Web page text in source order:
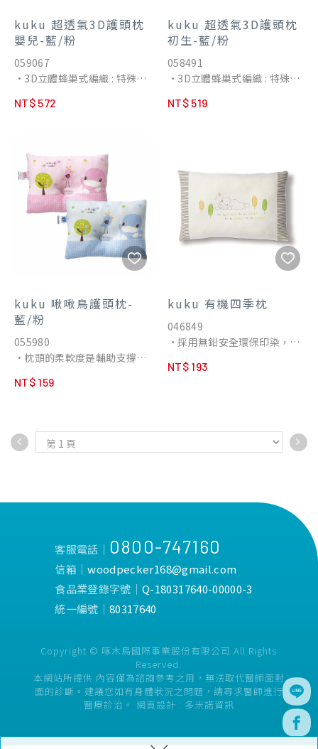
印刷，不含甲醛、螢光劑，不
必擔心寶寶沾染有害物質。
印刷，不含甲醛、螢光劑，不
必擔心寶寶沾染有害物質。
•符合頭型枕心凹槽設計穩定
頭型，可服貼順著寶寶頭頸支
撐，讓寶寶輕鬆睡出完美的頭
型。
kuku 超透氣3D護頭枕
嬰兒-藍/粉
059067
•3D立體蜂巢式編織 : 特殊立
氣充分流通迅速讓暖氣及悶熱
合人體工學的凹槽設計能有效
支撐保護寶寶的頭型，減少扁
頭型出現率
•可水洗，速乾舒適保潔 : 3D
枕心能直接水洗晾乾常保乾淨
清潔，可有效預防過敏及皮膚
•防霉抗菌枕套網點 : 高級網
以及透氣的享受，結合AMPG-
PLUS的防霉抗菌技術，舒適
又健康
NT$ 572
kuku 超透氣3D護頭枕
初生-藍/粉
058491
•3D立體蜂巢式編織 : 特殊立
氣充分流通迅速讓暖氣及悶熱
支撐保護寶寶的頭型，減少扁
頭型出現率
•可水洗，速乾舒適保潔 : 3D
枕心能直接水洗晾乾常保乾淨
清潔，可有效預防過敏及皮膚
•防霉抗菌枕套網點 : 高級網
以及透氣的享受，結合AMPG-
PLUS的防霉抗菌技術，舒適
又健康
NT$ 519
kuku 啾啾鳥護頭枕-
藍/粉
055980
•枕頭的柔軟度是輔助支撐寶
入睡安全感，讓寶寶頭型更漂
型，減少扁頭型出現機率。
•絕不添加螢光劑，採用無鉛
NT$ 159
kuku 有機四季枕
046849
•採用無鉛安全環保印染，絕
•100%有機純棉製成，吸汗
【花色若有變動，敬請參照實
際商品為準】
NT$ 193
客服電話│ 0800-747160
信箱│woodpecker168@gmail.com
食品業登錄字號│Q-180317640-00000-3
統一編號│80317640
Copyright © 啄木鳥國際事業股份有限公司 All Rights
Reserved.
本網站所提供 內容僅為諮詢參考之用，無法取代醫師面對
面的診斷。建議您如有身體狀況之問題，請尋求醫師進行
醫療診治。 網頁設計 : 多米諾資訊